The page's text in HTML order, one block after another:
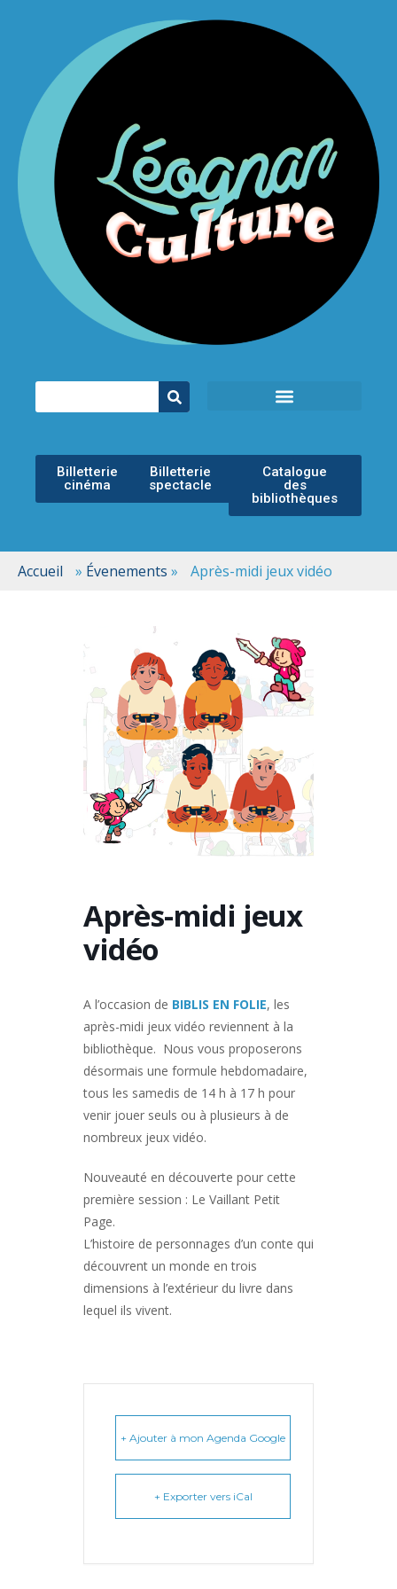
Billetterie
cinéma
Billetterie
spectacle
Catalogue
des
bibliothèques
Accueil » Évenements » Après-midi jeux vidéo
Après-midi jeux
vidéo
A l’occasion de BIBLIS EN FOLIE, les
après-midi jeux vidéo reviennent à la
bibliothèque. Nous vous proposerons
désormais une formule hebdomadaire,
tous les samedis de 14 h à 17 h pour
venir jouer seuls ou à plusieurs à de
nombreux jeux vidéo.
Nouveauté en découverte pour cette
première session : Le Vaillant Petit
Page.
L’histoire de personnages d’un conte qui
découvrent un monde en trois
dimensions à l’extérieur du livre dans
lequel ils vivent.
+ Ajouter à mon Agenda Google
+ Exporter vers iCal